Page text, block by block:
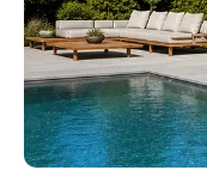
Zonlicht
Windgevoeligheid
Huidige grootte